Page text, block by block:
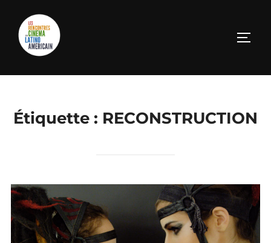
contenu
Étiquette : RECONSTRUCTION